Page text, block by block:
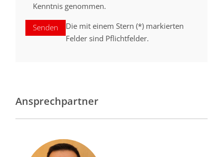
Kenntnis genommen.
Die mit einem Stern (*) markierten
Felder sind Pflichtfelder.
Ansprechpartner